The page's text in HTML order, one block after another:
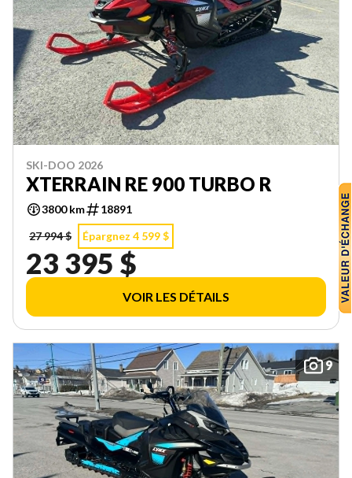
SKI-DOO 2026
XTERRAIN RE 900 TURBO R
3800 km
18891
27 994 $
Épargnez 4 599 $
23 395 $
VOIR LES DÉTAILS
9